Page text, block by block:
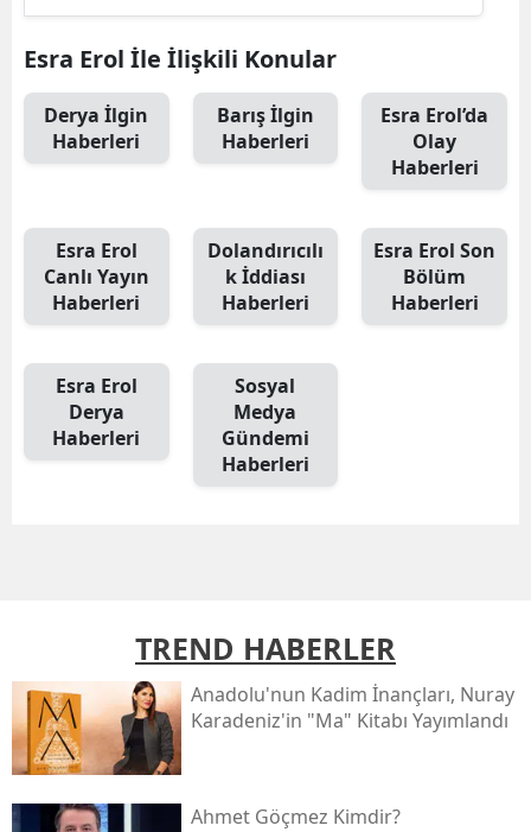
Esra Erol İle İlişkili Konular
Derya İlgin
Haberleri
Barış İlgin
Haberleri
Esra Erol’da
Olay
Haberleri
Esra Erol
Canlı Yayın
Haberleri
Dolandırıcılı
k İddiası
Haberleri
Esra Erol Son
Bölüm
Haberleri
Esra Erol
Derya
Haberleri
Sosyal
Medya
Gündemi
Haberleri
TREND HABERLER
Anadolu'nun Kadim İnançları, Nuray
Karadeniz'in "ma" Kitabı Yayımlandı
Ahmet Göçmez Kimdir?